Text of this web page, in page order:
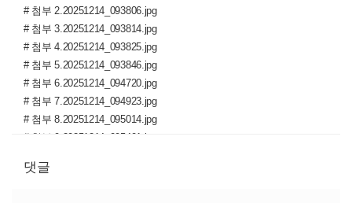
# 첨부 2.20251214_093806.jpg
# 첨부 3.20251214_093814.jpg
# 첨부 4.20251214_093825.jpg
# 첨부 5.20251214_093846.jpg
# 첨부 6.20251214_094720.jpg
# 첨부 7.20251214_094923.jpg
# 첨부 8.20251214_095014.jpg
# 첨부 9.20251214_095401.jpg
# 첨부 11.20251214_102545.jpg
댓글